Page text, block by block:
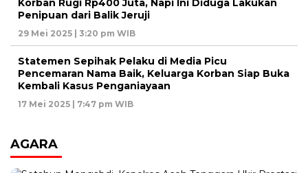
Korban Rugi Rp400 Juta, Napi Ini Diduga Lakukan
Penipuan dari Balik Jeruji
29 Mei 2025 | 3:20 pm WIB
Statemen Sepihak Pelaku di Media Picu
Pencemaran Nama Baik, Keluarga Korban Siap Buka
Kembali Kasus Penganiayaan
17 Mei 2025 | 7:47 pm WIB
AGARA